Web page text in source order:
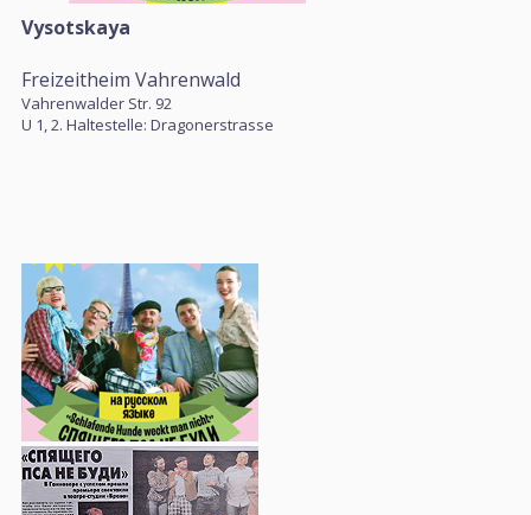
Vysotskaya
Freizeitheim Vahrenwald
Vahrenwalder Str. 92
U 1, 2. Haltestelle: Dragonerstrasse